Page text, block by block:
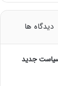
دیدگاه ها
سیاست جدید